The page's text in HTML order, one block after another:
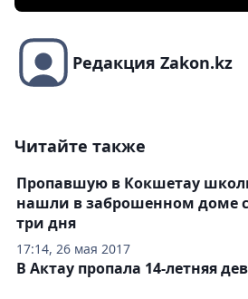
Редакция Zakon.kz
Читайте также
17:14, 26 мая 2017
Пропавшую в Кокшетау
нашли в заброшенном доме
три дня
В Актау пропала 14-летняя